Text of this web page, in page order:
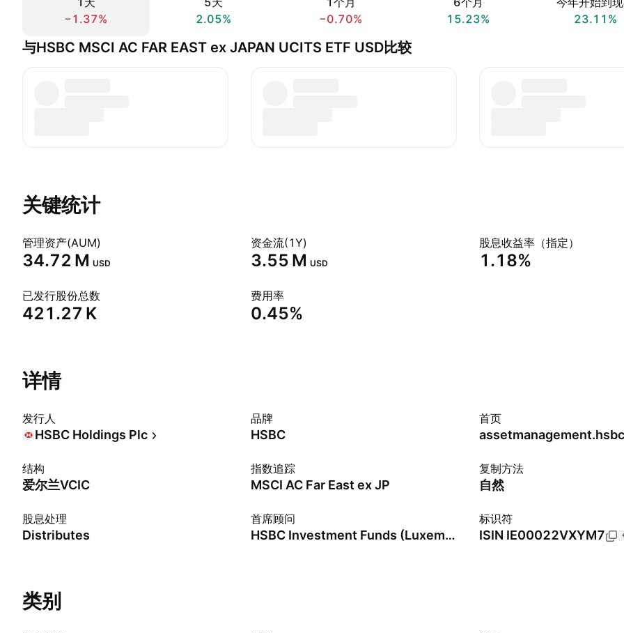
−1.37%
2.05%
−0.70%
15.23%
23.11%
与HSBC MSCI AC FAR EAST ex JAPAN UCITS ETF USD比较
关键统计
管理资产(AUM)
‪34.72 M‬ USD
资金流(1Y)
‪3.55 M‬ USD
股息收益率（指定）
1.18%
已发行股份总数
‪421.27 K‬
费用率
0.45%
详情
发行人
HSBC Holdings Plc
品牌
HSBC
首页
结构
爱尔兰VCIC
指数追踪
MSCI AC Far East ex JP
复制方法
自然
股息处理
Distributes
首席顾问
HSBC Investment Funds (Luxembourg) SA
标识符
ISIN IE00022VXYM7
类别